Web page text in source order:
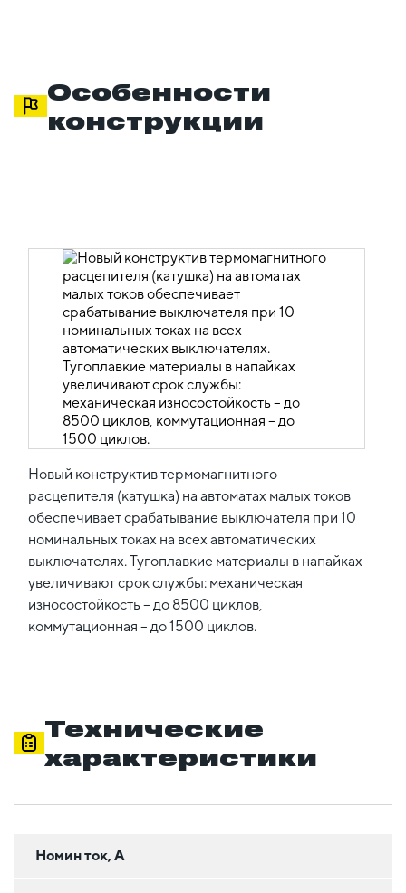
Особенности
конструкции
Новый конструктив термомагнитного
расцепителя (катушка) на автоматах малых токов
обеспечивает срабатывание выключателя при 10
номинальных токах на всех автоматических
выключателях. Тугоплавкие материалы в напайках
увеличивают срок службы: механическая
износостойкость – до 8500 циклов,
коммутационная – до 1500 циклов.
Технические
характеристики
Номин ток, А